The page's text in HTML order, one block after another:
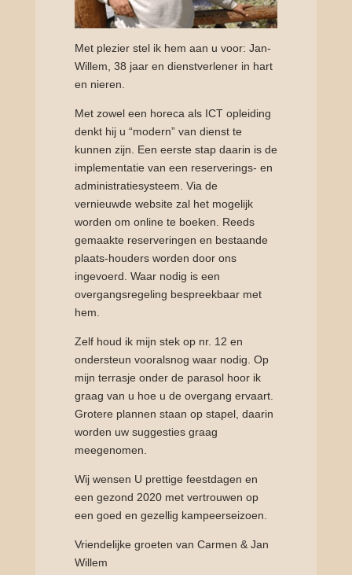
Met plezier stel ik hem aan u voor: Jan-
Willem, 38 jaar en dienstverlener in hart
en nieren.
Met zowel een horeca als ICT opleiding
denkt hij u “modern” van dienst te
kunnen zijn. Een eerste stap daarin is de
implementatie van een reserverings- en
administratiesysteem. Via de
vernieuwde website zal het mogelijk
worden om online te boeken. Reeds
gemaakte reserveringen en bestaande
plaats-houders worden door ons
ingevoerd. Waar nodig is een
overgangsregeling bespreekbaar met
hem.
Zelf houd ik mijn stek op nr. 12 en
ondersteun vooralsnog waar nodig. Op
mijn terrasje onder de parasol hoor ik
graag van u hoe u de overgang ervaart.
Grotere plannen staan op stapel, daarin
worden uw suggesties graag
meegenomen.
Wij wensen U prettige feestdagen en
een gezond 2020 met vertrouwen op
een goed en gezellig kampeerseizoen.
Vriendelijke groeten van Carmen & Jan
Willem